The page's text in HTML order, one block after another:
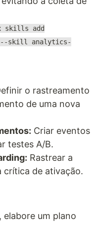
skills add
--skill analytics-
o rastreamento
de uma nova
Criar eventos
testes A/B.
Rastrear a
crítica de ativação.
elabore um plano